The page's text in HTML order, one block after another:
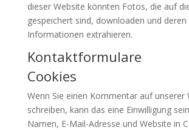
dieser Website könnten Fotos, die auf
gespeichert sind, downloaden und
Informationen extrahieren.
Kontaktformulare
Cookies
Wenn Sie einen Kommentar auf unserer
schreiben, kann das eine Einwilligung
Namen, E-Mail-Adresse und Website in